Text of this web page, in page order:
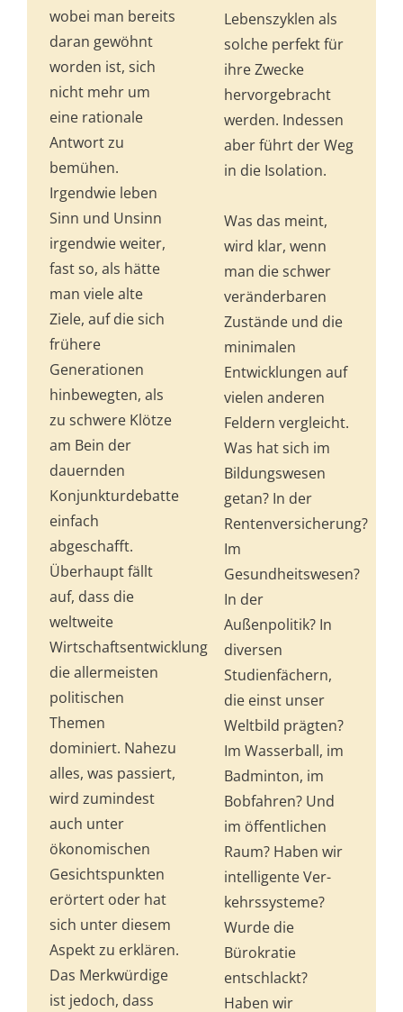
wobei man bereits
daran gewöhnt
worden ist, sich
nicht mehr um
eine rationale
Antwort zu
bemühen.
Irgendwie leben
Sinn und Unsinn
irgendwie weiter,
fast so, als hätte
man viele alte
Ziele, auf die sich
frühere
Generationen
hinbewegten, als
zu schwere Klötze
am Bein der
dauernden
Konjunkturdebatte
einfach
abgeschafft.
Überhaupt fällt
auf, dass die
weltweite
Wirtschaftsentwicklung
die allermeisten
politischen
Themen
dominiert. Nahezu
alles, was passiert,
wird zumindest
auch unter
ökonomischen
Gesichtspunkten
erörtert oder hat
sich unter diesem
Aspekt zu erklären.
Das Merkwürdige
ist jedoch, dass
Lebenszyklen als
solche perfekt für
ihre Zwecke
hervorgebracht
werden. Indessen
aber führt der Weg
in die Isolation.
Was das meint,
wird klar, wenn
man die schwer
veränderbaren
Zustände und die
minimalen
Entwicklungen auf
vielen anderen
Feldern vergleicht.
Was hat sich im
Bildungswesen
getan? In der
Rentenversicherung?
Im
Gesundheitswesen?
In der
Außenpolitik? In
diversen
Studienfächern,
die einst unser
Weltbild prägten?
Im Wasserball, im
Badminton, im
Bob­fahren? Und
im öffentlichen
Raum? Haben wir
intelligente Ver­
kehrssysteme?
Wurde die
Bürokratie
entschlackt?
Haben wir